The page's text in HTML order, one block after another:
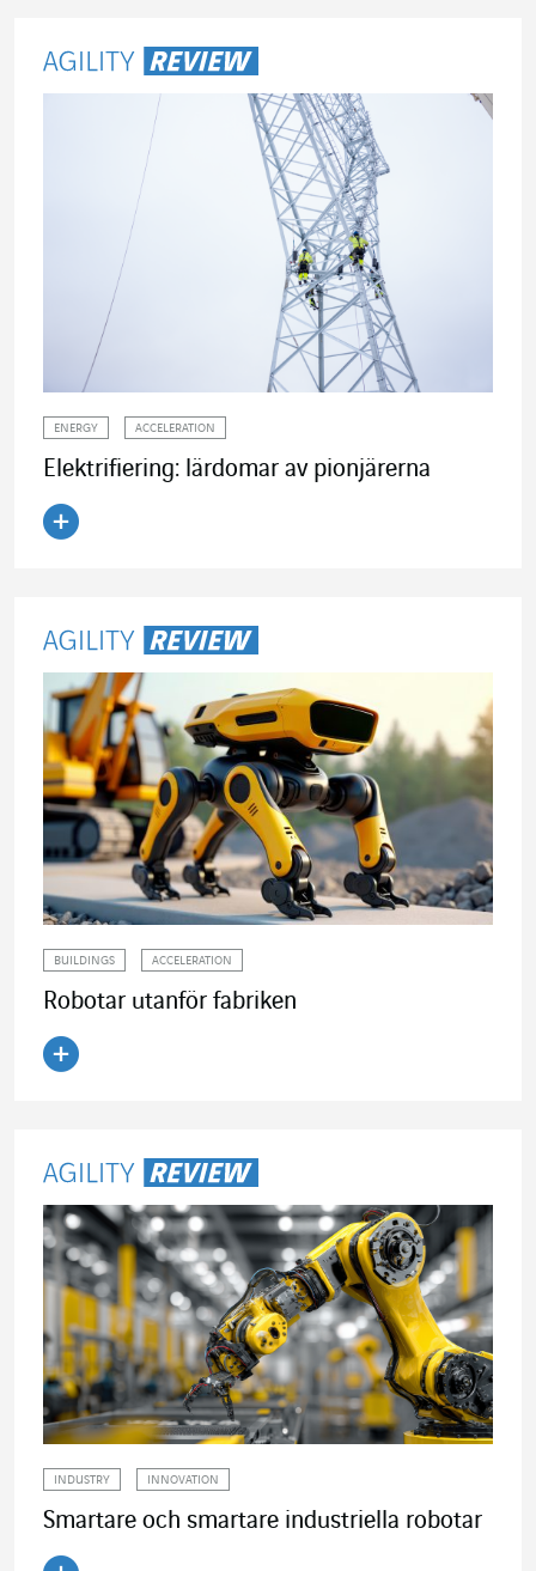
ENERGY ACCELERATION
Elektrifiering: lärdomar av pionjärerna
BUILDINGS ACCELERATION
Robotar utanför fabriken
INDUSTRY INNOVATION
Smartare och smartare industriella robotar